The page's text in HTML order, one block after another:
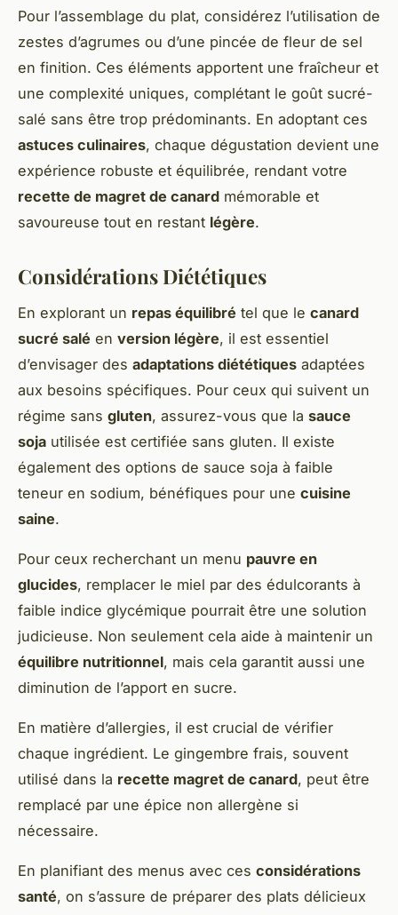
Pour l’assemblage du plat, considérez l’utilisation de
zestes d’agrumes ou d’une pincée de fleur de sel
en finition. Ces éléments apportent une fraîcheur et
une complexité uniques, complétant le goût sucré-
salé sans être trop prédominants. En adoptant ces
astuces culinaires, chaque dégustation devient une
expérience robuste et équilibrée, rendant votre
recette de magret de canard mémorable et
savoureuse tout en restant légère.
Considérations Diététiques
En explorant un repas équilibré tel que le canard
sucré salé en version légère, il est essentiel
d’envisager des adaptations diététiques adaptées
aux besoins spécifiques. Pour ceux qui suivent un
régime sans gluten, assurez-vous que la sauce
soja utilisée est certifiée sans gluten. Il existe
également des options de sauce soja à faible
teneur en sodium, bénéfiques pour une cuisine
saine.
Pour ceux recherchant un menu pauvre en
glucides, remplacer le miel par des édulcorants à
faible indice glycémique pourrait être une solution
judicieuse. Non seulement cela aide à maintenir un
équilibre nutritionnel, mais cela garantit aussi une
diminution de l’apport en sucre.
En matière d’allergies, il est crucial de vérifier
chaque ingrédient. Le gingembre frais, souvent
utilisé dans la recette magret de canard, peut être
remplacé par une épice non allergène si
nécessaire.
En planifiant des menus avec ces considérations
santé, on s’assure de préparer des plats délicieux